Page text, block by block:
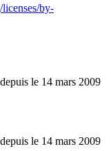
by-
le 14 mars 2009
le 14 mars 2009